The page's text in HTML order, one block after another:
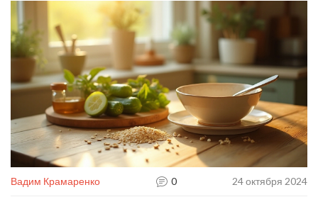
упругости кожи, а также узнаете о влиянии питания и образа
жизни на состояние кожи. Получите информацию о самых
популярных процедурах подтяжки и путях их безопасного
применения.
Вадим Крамаренко 0 24 октября 2024